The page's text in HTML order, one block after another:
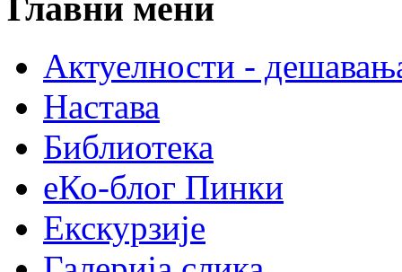
Главни мени
Актуелности -
Настава
Библиотека
еКо-блог Пинки
Екскурзије